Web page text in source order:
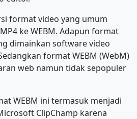
format video yang umum
ke WEBM. Adapun format
dimainkan software video
format WEBM (WebM)
web namun tidak sepopuler
WEBM ini termasuk menjadi
ClipChamp karena